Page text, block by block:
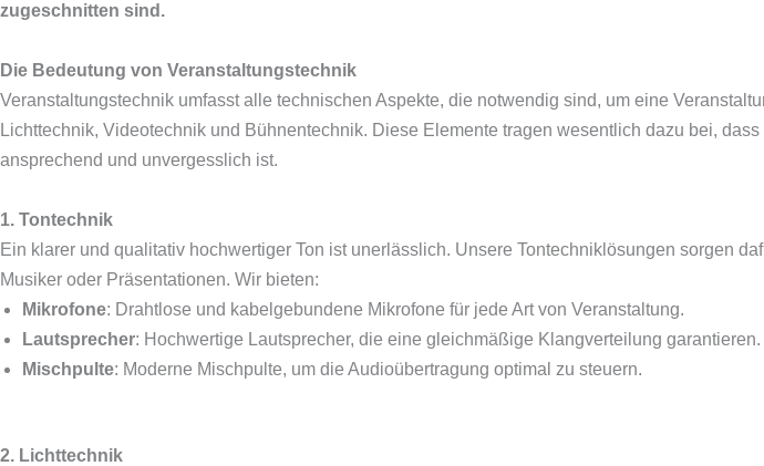
zugeschnitten sind.
Die Bedeutung von Veranstaltungstechnik
Veranstaltungstechnik umfasst alle technischen Aspekte, die notwendig sind, um eine
Lichttechnik, Videotechnik und Bühnentechnik. Diese Elemente tragen wesentlich dazu bei,
ansprechend und unvergesslich ist.
1. Tontechnik
Ein klarer und qualitativ hochwertiger Ton ist unerlässlich. Unsere Tontechniklösungen sorgen
Musiker oder Präsentationen. Wir bieten:
Mikrofone: Drahtlose und kabelgebundene Mikrofone für jede Art von Veranstaltung.
Lautsprecher: Hochwertige Lautsprecher, die eine gleichmäßige Klangverteilung garantieren.
Mischpulte: Moderne Mischpulte, um die Audioübertragung optimal zu steuern.
2. Lichttechnik